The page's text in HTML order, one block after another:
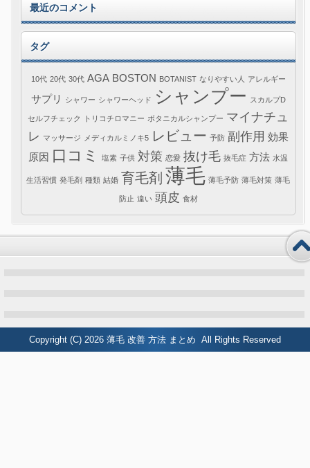
最近のコメント
タグ
10代 20代 30代 AGA BOSTON BOTANIST なりやすい人 アレルギー
サプリ シャワー シャワーヘッド シャンプー スカルプD
セルフチェック トリコチロマニー ボタニカルシャンプー マイナチュ
レ マッサージ メディカルミノキ5 レビュー 予防 副作用 効果
原因 口コミ 塩素 子供 対策 恋愛 抜け毛 抜毛症 方法 水温
生活習慣 発毛剤 種類 結婚 育毛剤 薄毛 薄毛予防 薄毛対策 薄毛
防止 違い 頭皮 食材
Copyright (C) 2026 薄毛 改善 方法 まとめ All Rights Reserved